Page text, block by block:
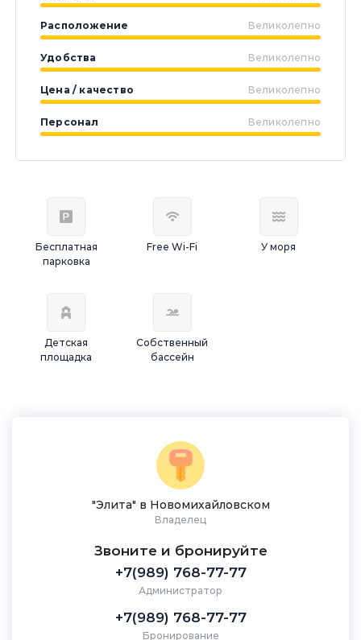
Расположение Великолепно
Удобства Великолепно
Цена / качество Великолепно
Персонал Великолепно
Бесплатная
парковка
Free Wi-Fi У моря
Детская
площадка
Собственный
бассейн
"Элита" в Новомихайловском
Владелец
Звоните и бронируйте
+7(989) 768-77-77
Администратор
+7(989) 768-77-77
Бронирование